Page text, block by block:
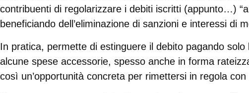
contribuenti di regolarizzare i debiti iscritti (appunto…) “a
beneficiando dell’eliminazione di sanzioni e interessi di
In pratica, permette di estinguere il debito pagando solo
alcune spese accessorie, spesso anche in forma
così un’opportunità concreta per rimettersi in regola con